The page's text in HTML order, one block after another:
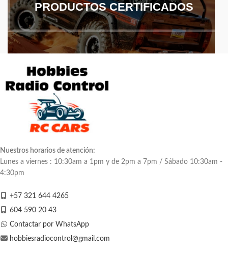
PRODUCTOS CERTIFICADOS
Nuestros horarios de atención:
Lunes a viernes : 10:30am a 1pm y de 2pm a 7pm / Sábado 10:30am -
4:30pm
+57 321 644 4265
604 590 20 43
Contactar por WhatsApp
hobbiesradiocontrol@gmail.com